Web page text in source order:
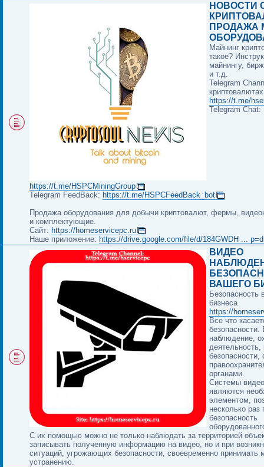
НОВОСТИ
ПРОДАЖА
Майнинг
такое?
майнингу,
и т.д.
Telegram
https://t.me/
Telegram Chat:
https://t.me/HSPCMiningGroup
Telegram FeedBack: https://t.me/HSPCFeedBack_bot
Продажа оборудования для добычи криптовалют, фермы,
и комплектующие.
Сайт: https://homeservicepc.ru
Наше приложение: https://drive.google.com/file/d/184GWDH ...
ВИДЕО
ВАШЕГО
Безопасность
бизнеса
https://
Все что
безопасности.
наблюдение,
деятельность,
безопасности,
органами.
Системы
являются
элементом,
несколько раз
безопасность
С их помощью можно не только наблюдать за территорией
записывать полученную информацию на видео, но и при
ситуаций, угрожающих безопасности, своевременно принимать
устранению.